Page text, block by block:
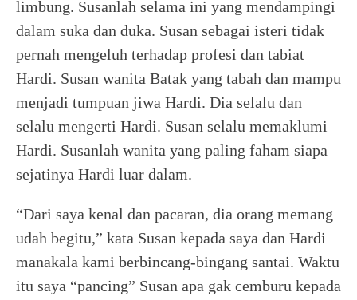
limbung. Susanlah selama ini yang mendampingi
dalam suka dan duka. Susan sebagai isteri tidak
pernah mengeluh terhadap profesi dan tabiat
Hardi. Susan wanita Batak yang tabah dan mampu
menjadi tumpuan jiwa Hardi. Dia selalu dan
selalu mengerti Hardi. Susan selalu memaklumi
Hardi. Susanlah wanita yang paling faham siapa
sejatinya Hardi luar dalam.
“Dari saya kenal dan pacaran, dia orang memang
udah begitu,” kata Susan kepada saya dan Hardi
manakala kami berbincang-bingang santai. Waktu
itu saya “pancing” Susan apa gak cemburu kepada